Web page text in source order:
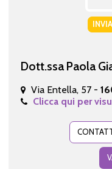
Dott.ssa Paola
Via Entella, 57 -
Clicca qui per